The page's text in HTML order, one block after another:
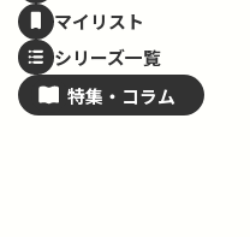
マイリスト
シリーズ一覧
特集・ コラム